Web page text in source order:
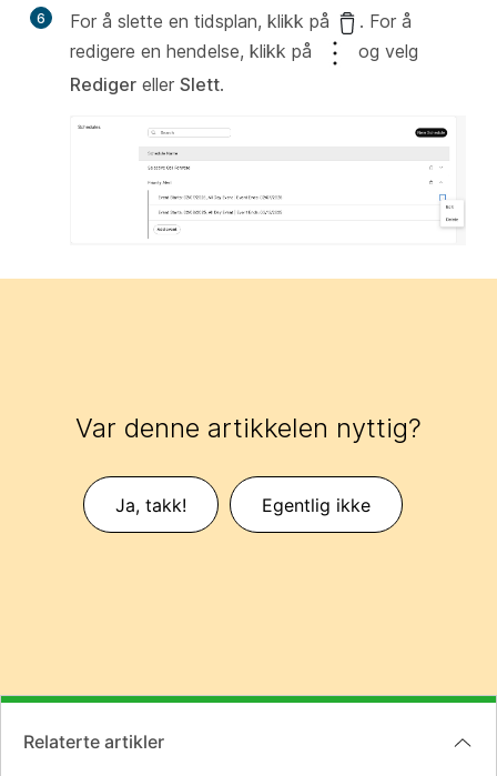
6 For å slette en tidsplan, klikk på
. For å
redigere en hendelse, klikk på
og velg
Rediger eller Slett.
Var denne artikkelen nyttig?
Ja, takk! Egentlig ikke
Relaterte artikler